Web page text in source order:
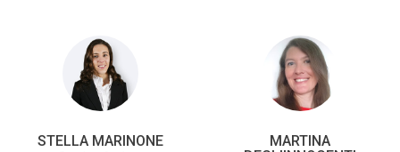
STELLA MARINONE
MARTINA